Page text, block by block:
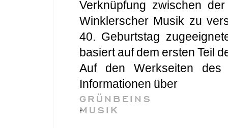
Verknüpfung zwischen
Winklerscher Musik zu
40. Geburtstag
basiert auf dem ersten Teil
Auf den Werkseiten des
Informationen über
GRÜNBEINS
MUSIK
.